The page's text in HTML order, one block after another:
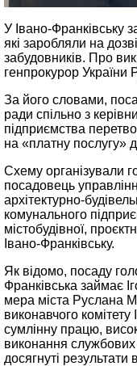
У Івано-Франківську
які заробляли на
забудовників. Про
генпрокурор України
За його словами,
ради спільно з
підприємства
на «платну послугу»
Схему організували
посадовець
архітектурно-
комунального
містобудівної,
Івано-Франківську.
Як відомо, посаду
Франківська займає
мера міста Руслана
виконавчого комітету
сумлінну працю,
виконання службових
досягнуті результати